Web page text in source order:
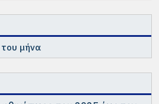
του μήνα